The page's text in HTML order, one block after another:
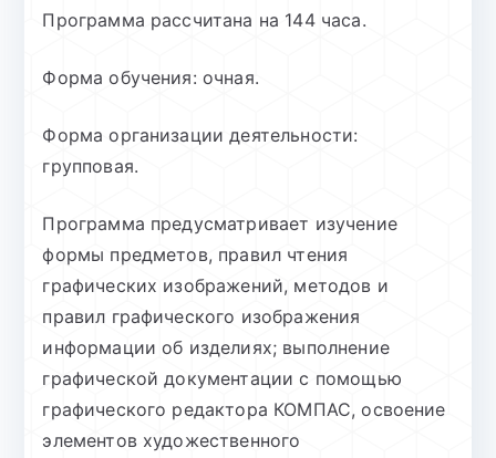
Программа рассчитана на 144 часа.
Форма обучения: очная.
Форма организации деятельности:
групповая.
Программа предусматривает изучение
формы предметов, правил чтения
графических изображений, методов и
правил графического изображения
информации об изделиях; выполнение
графической документации с помощью
графического редактора КОМПАС, освоение
элементов художественного